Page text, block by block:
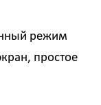
режим
простое